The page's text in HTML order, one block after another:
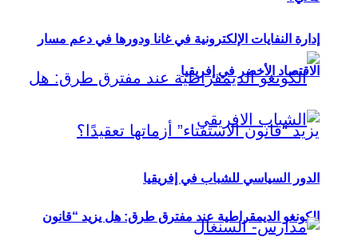
الكونغو الديمقراطية عند مفترق طرق: هل يزيد “قانون
إدارة النفايات الإلكترونية في غانا ودورها في دعم مسار
الاقتصاد الأخضر في إفريقيا
الدور السياسي للشباب في إفريقيا